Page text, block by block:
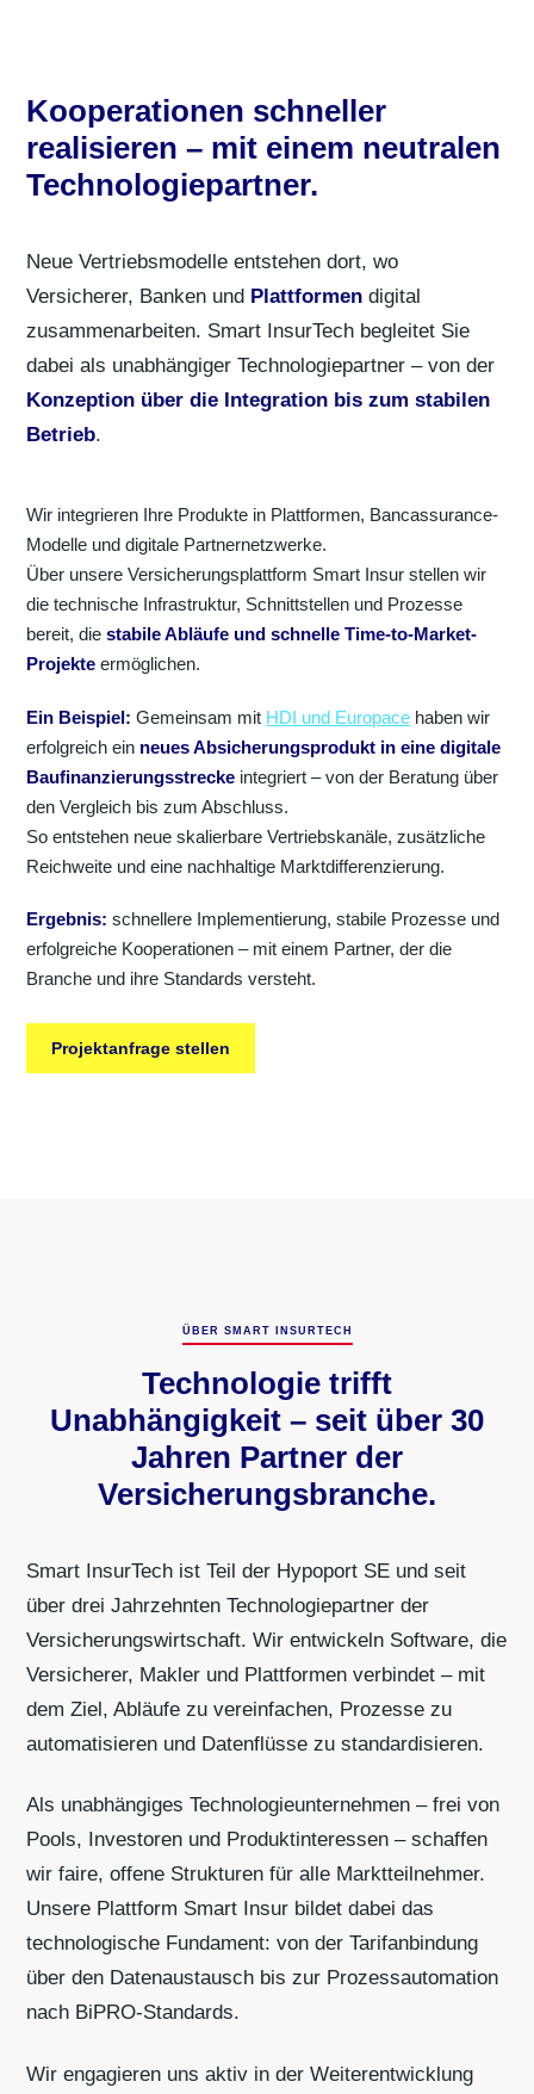
Kooperationen schneller
realisieren – mit einem neutralen
Technologiepartner.
Neue Vertriebsmodelle entstehen dort, wo
Versicherer, Banken und Plattformen digital
zusammenarbeiten. Smart InsurTech begleitet Sie
dabei als unabhängiger Technologiepartner – von der
Konzeption über die Integration bis zum stabilen
Betrieb.
Wir integrieren Ihre Produkte in Plattformen, Bancassurance-
Modelle und digitale Partnernetzwerke.
Über unsere Versicherungsplattform Smart Insur stellen wir
die technische Infrastruktur, Schnittstellen und Prozesse
bereit, diestabile Abläufe und schnelle Time-to-Market-
Projekte ermöglichen.
Ein Beispiel: Gemeinsam mit HDI und Europace haben wir
erfolgreich ein neues Absicherungsprodukt in eine digitale
Baufinanzierungsstrecke integriert – von der Beratung über
den Vergleich bis zum Abschluss.
So entstehen neue skalierbare Vertriebskanäle, zusätzliche
Reichweite und eine nachhaltige Marktdifferenzierung.
Ergebnis: schnellere Implementierung, stabile Prozesse und
erfolgreiche Kooperationen – mit einem Partner, der die
Branche und ihre Standards versteht.
Projektanfrage stellen
ÜBER SMART INSURTECH
Technologie trifft
Unabhängigkeit – seit über 30
Jahren Partner der
Versicherungsbranche.
Smart InsurTech ist Teil der Hypoport SE und seit
über drei Jahrzehnten Technologiepartner der
Versicherungswirtschaft. Wir entwickeln Software, die
Versicherer, Makler und Plattformen verbindet – mit
dem Ziel, Abläufe zu vereinfachen, Prozesse zu
automatisieren und Datenflüsse zu standardisieren.
Als unabhängiges Technologieunternehmen – frei von
Pools, Investoren und Produktinteressen – schaffen
wir faire, offene Strukturen für alle Marktteilnehmer.
Unsere Plattform Smart Insur bildet dabei das
technologische Fundament: von der Tarifanbindung
über den Datenaustausch bis zur Prozessautomation
nach BiPRO-Standards.
Wir engagieren uns aktiv in der Weiterentwicklung